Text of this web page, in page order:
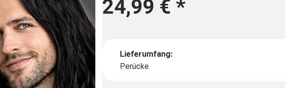
24,99 €*
Lieferumfang:
Perücke